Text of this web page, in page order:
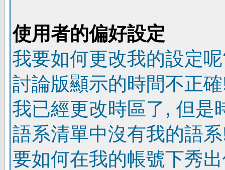
使用者的偏好設定
我要如何更改我的設定
討論版顯示的時間不正
我已經更改時區了, 但是
語系清單中沒有我的語
要如何在我的帳號下秀